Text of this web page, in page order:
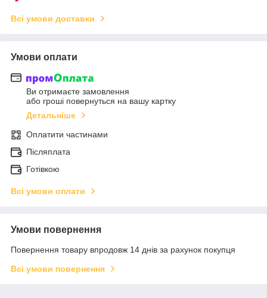
Всі умови доставки
Умови оплати
Ви отримаєте замовлення
або гроші повернуться на вашу картку
Детальніше
Оплатити частинами
Післяплата
Готівкою
Всі умови оплати
Умови повернення
Повернення товару впродовж 14 днів за рахунок покупця
Всі умови повернення